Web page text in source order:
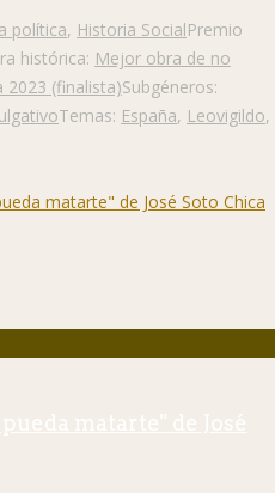
política, Historia SocialPremio
histórica: Mejor obra de no
2023 (finalista)Subgéneros:
Temas: España, Leovigildo,
matarte" de José